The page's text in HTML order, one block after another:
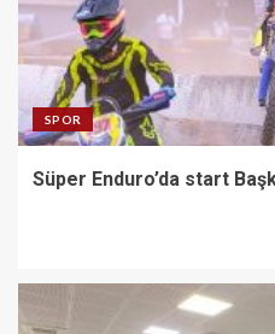
SPOR
Süper Enduro’da start